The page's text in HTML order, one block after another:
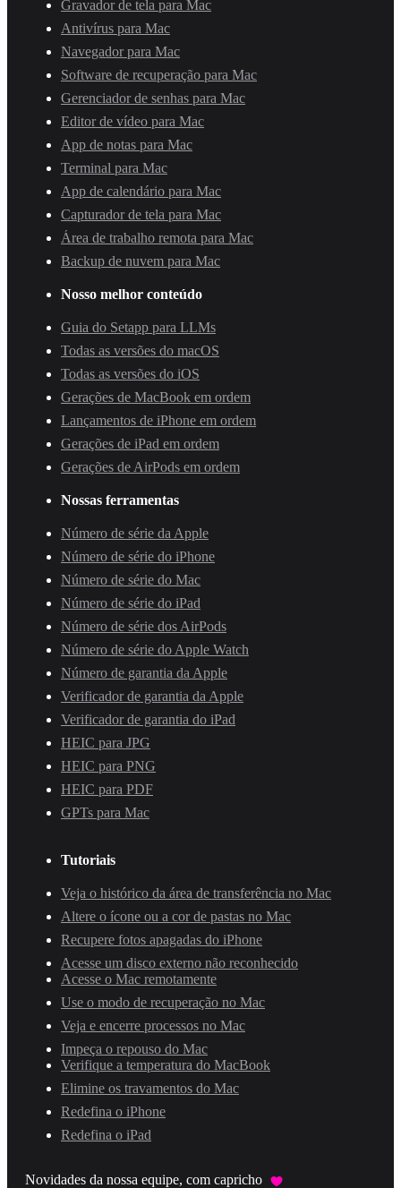
Gravador de tela para Mac
Antivírus para Mac
Navegador para Mac
Software de recuperação para Mac
Gerenciador de senhas para Mac
Editor de vídeo para Mac
App de notas para Mac
Terminal para Mac
App de calendário para Mac
Capturador de tela para Mac
Área de trabalho remota para Mac
Backup de nuvem para Mac
Nosso melhor conteúdo
Guia do Setapp para LLMs
Todas as versões do macOS
Todas as versões do iOS
Gerações de MacBook em ordem
Lançamentos de iPhone em ordem
Gerações de iPad em ordem
Gerações de AirPods em ordem
Nossas ferramentas
Número de série da Apple
Número de série do iPhone
Número de série do Mac
Número de série do iPad
Número de série dos AirPods
Número de série do Apple Watch
Número de garantia da Apple
Verificador de garantia da Apple
Verificador de garantia do iPad
HEIC para JPG
HEIC para PNG
HEIC para PDF
GPTs para Mac
Tutoriais
Veja o histórico da área de transferência no Mac
Altere o ícone ou a cor de pastas no Mac
Recupere fotos apagadas do iPhone
Acesse um disco externo não reconhecido
Acesse o Mac remotamente
Use o modo de recuperação no Mac
Veja e encerre processos no Mac
Impeça o repouso do Mac
Verifique a temperatura do MacBook
Elimine os travamentos do Mac
Redefina o iPhone
Redefina o iPad
Novidades da nossa equipe, com capricho